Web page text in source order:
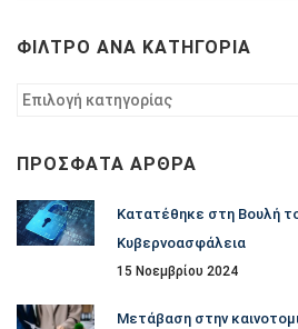
ΦΊΛΤΡΟ ΑΝΆ ΚΑΤΗΓΟΡΊΑ
Φίλτρο
ΠΡΌΣΦΑΤΑ ΆΡΘΡΑ
Κατατέθηκε στη Βουλή
Κυβερνοασφάλεια
15 Νοεμβρίου 2024
Μετάβαση στην